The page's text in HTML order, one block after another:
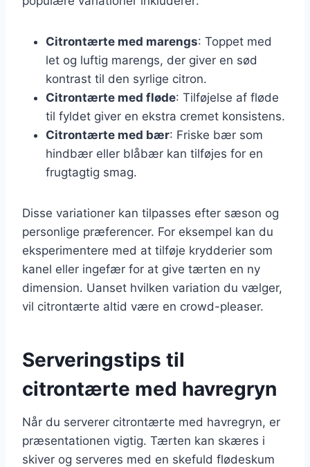
Citrontærte med marengs: Toppet med
let og luftig marengs, der giver en sød
kontrast til den syrlige citron.
Citrontærte med fløde: Tilføjelse af fløde
til fyldet giver en ekstra cremet konsistens.
Citrontærte med bær: Friske bær som
hindbær eller blåbær kan tilføjes for en
frugtagtig smag.
Disse variationer kan tilpasses efter sæson og
personlige præferencer. For eksempel kan du
eksperimentere med at tilføje krydderier som
kanel eller ingefær for at give tærten en ny
dimension. Uanset hvilken variation du vælger,
vil citrontærte altid være en crowd-pleaser.
Serveringstips til
citrontærte med havregryn
Når du serverer citrontærte med havregryn, er
præsentationen vigtig. Tærten kan skæres i
skiver og serveres med en skefuld flødeskum